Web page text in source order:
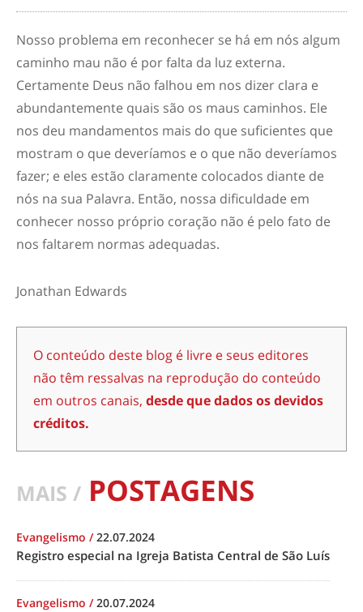
Nosso problema em reconhecer se há em nós algum
caminho mau não é por falta da luz externa.
Certamente Deus não falhou em nos dizer clara e
abundantemente quais são os maus caminhos. Ele
nos deu mandamentos mais do que suficientes que
mostram o que deveríamos e o que não deveríamos
fazer; e eles estão claramente colocados diante de
nós na sua Palavra. Então, nossa dificuldade em
conhecer nosso próprio coração não é pelo fato de
nos faltarem normas adequadas.
Jonathan Edwards
O conteúdo deste blog é livre e seus editores
não têm ressalvas na reprodução do conteúdo
em outros canais, desde que dados os devidos
créditos.
MAIS / POSTAGENS
Evangelismo /22.07.2024
Registro especial na Igreja Batista Central de São Luís
Evangelismo /20.07.2024